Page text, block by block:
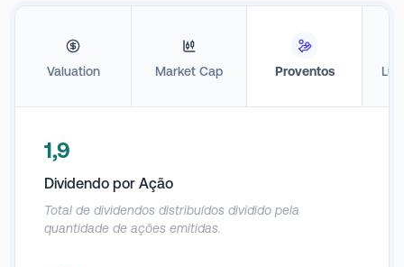
metropolitanos, comunitários, Pegasus e Worthington
empréstimos comerciais e de varejo e uma linha completa de
contas de depósito. Outros serviços financeiros são unidades
Valuation Market Cap Proventos
1,9
Dividendo por Ação
Total de dividendos distribuídos dividido pela
quantidade de ações emitidas.